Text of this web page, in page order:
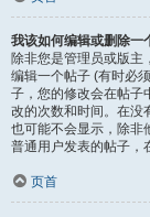
我该如何编辑或删除一
除非您是管理员或版主
编辑一个帖子 (有时必
子，您的修改会在帖子
改的次数和时间。在没
也可能不会显示，除非
普通用户发表的帖子，
页首